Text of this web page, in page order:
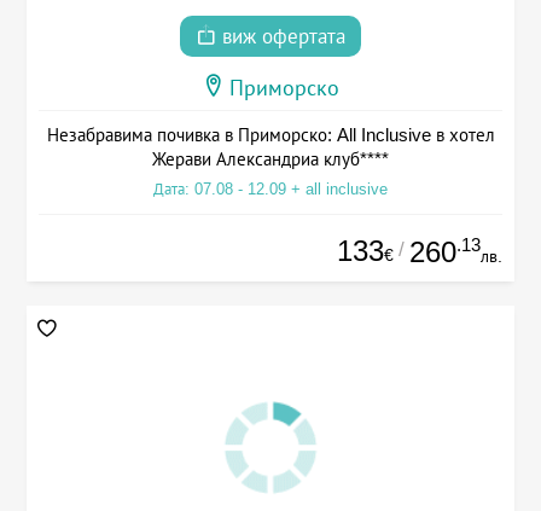
виж офертата
Приморско
Незабравима почивка в Приморско: All Inclusive в хотел
Жерави Александриа клуб****
Дата: 07.08 - 12.09 + all inclusive
133€ / 260.13
лв.